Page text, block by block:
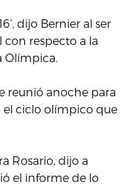
dijo Bernier al ser
respecto a la
Olímpica.
reunió anoche para
el ciclo olímpico que
Rosario, dijo a
el informe de lo